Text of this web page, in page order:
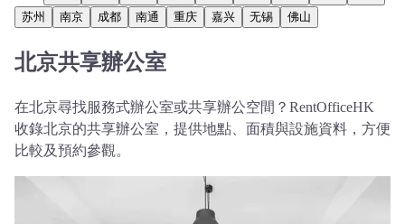
苏州
南京 成都 南通 重庆 嘉兴 无锡 佛山
北京共享辦公室
在北京尋找服務式辦公室或共享辦公空間？RentOfficeHK
收錄北京的共享辦公室，提供地點、面積與設施資料，方便
比較及預約參觀。